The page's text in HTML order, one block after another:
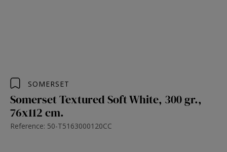
SOMERSET
Somerset Textured Soft White, 300 gr.,
76x112 cm.
Reference: 50-T5163000120CC